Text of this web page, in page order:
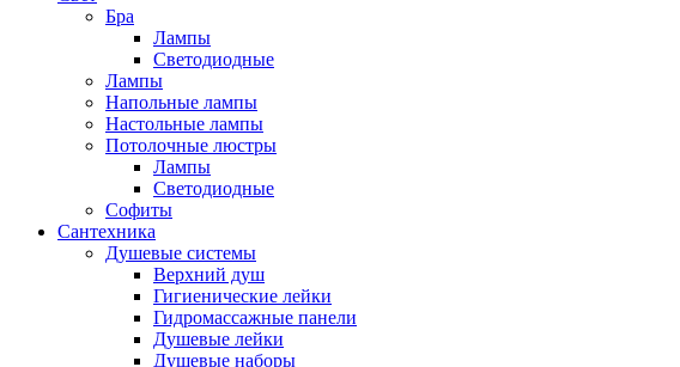
Бра
Лампы
Светодиодные
Лампы
Напольные лампы
Настольные лампы
Потолочные люстры
Лампы
Светодиодные
Софиты
Сантехника
Душевые системы
Верхний душ
Гигиенические лейки
Гидромассажные панели
Душевые лейки
Душевые наборы